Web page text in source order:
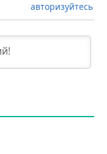
авторизуйтесь